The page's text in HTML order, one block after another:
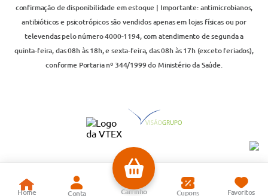
confirmação de disponibilidade em estoque | Importante: antimicrobianos,
antibióticos e psicotrópicos são vendidos apenas em lojas físicas ou por
televendas pelo número 4000-1194, com atendimento de segunda a
quinta-feira, das 08h às 18h, e sexta-feira, das 08h às 17h (exceto feriados),
conforme Portaria nº 344/1999 do Ministério da Saúde.